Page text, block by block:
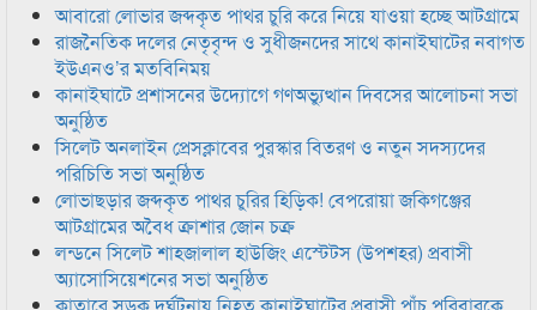
আবারো লোভার জব্দকৃত পাথর চুরি করে নিয়ে যাওয়া হচ্ছে আটগ্রামে
রাজনৈতিক দলের নেতৃবৃন্দ ও সুধীজনদের সাথে কানাইঘাটের নবাগত
ইউএনও’র মতবিনিময়
কানাইঘাটে প্রশাসনের উদ্যোগে গণঅভ্যুত্থান দিবসের আলোচনা সভা
অনুষ্ঠিত
সিলেট অনলাইন প্রেসক্লাবের পুরস্কার বিতরণ ও নতুন সদস্যদের
পরিচিতি সভা অনুষ্ঠিত
লোভাছড়ার জব্দকৃত পাথর চুরির হিড়িক! বেপরোয়া জকিগঞ্জের
আটগ্রামের অবৈধ ক্রাশার জোন চক্র
লন্ডনে সিলেট শাহজালাল হাউজিং এস্টেটস (উপশহর) প্রবাসী
অ্যাসোসিয়েশনের সভা অনুষ্ঠিত